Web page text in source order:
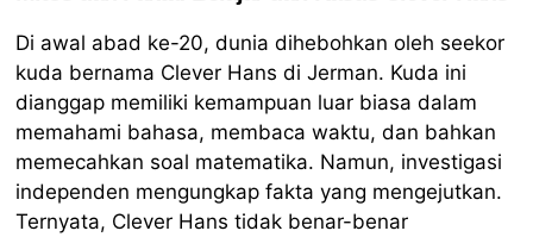
Di awal abad ke-20, dunia dihebohkan oleh seekor
kuda bernama Clever Hans di Jerman. Kuda ini
dianggap memiliki kemampuan luar biasa dalam
memahami bahasa, membaca waktu, dan bahkan
memecahkan soal matematika. Namun, investigasi
independen mengungkap fakta yang mengejutkan.
Ternyata, Clever Hans tidak benar-benar